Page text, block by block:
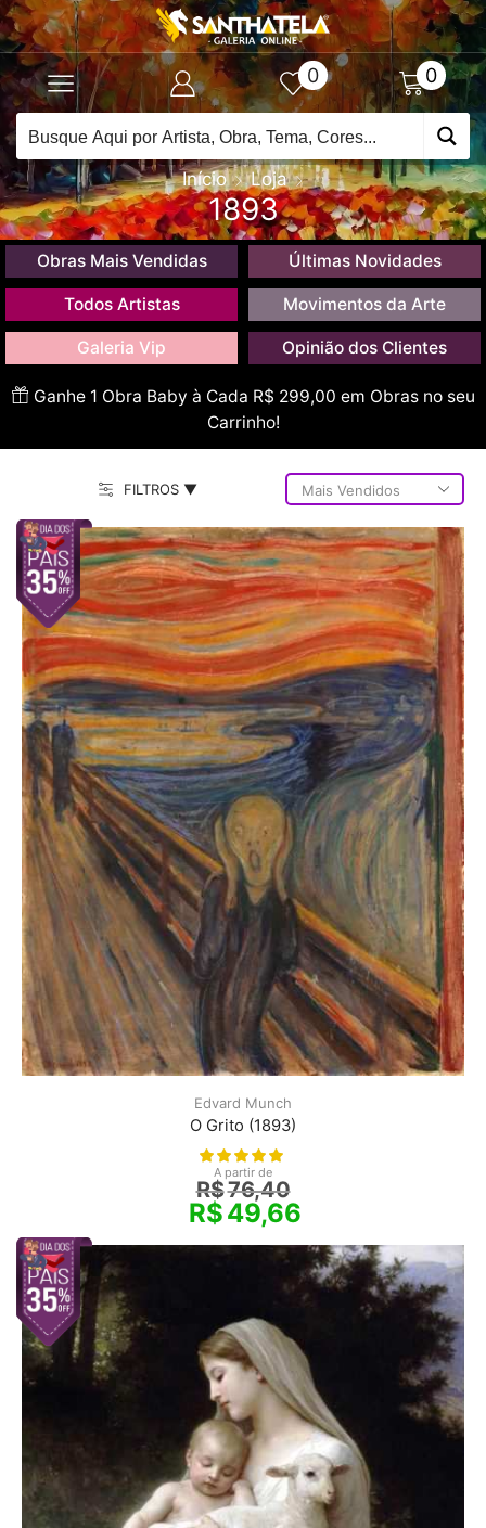
0 0
Início Loja
1893
Obras Mais Vendidas Últimas Novidades
Todos Artistas Movimentos da Arte
Galeria Vip Opinião dos Clientes
Ganhe 1 Obra Baby à Cada R$ 299,00 em Obras no seu
Carrinho!
FILTROS ▼
Edvard Munch
O Grito (1893)
A partir de
R$76,40
R$49,66